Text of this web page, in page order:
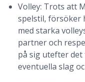
Volley: Trots att
spelstil, försöker
med starka
partner och
på sig utefter
eventuella slag